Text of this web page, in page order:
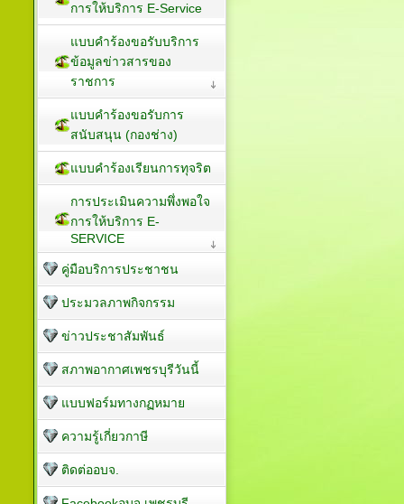
การให้บริการ E-Service
แบบคำร้องขอรับบริการ
ข้อมูลข่าวสารของ
ราชการ
แบบคำร้องขอรับการ
สนับสนุน (กองช่าง)
แบบคำร้องเรียนการทุจริต
การประเมินความพึ่งพอใจ
การให้บริการ E-
SERVICE
คู่มือบริการประชาชน
ประมวลภาพกิจกรรม
ข่าวประชาสัมพันธ์
สภาพอากาศเพชรบุรีวันนี้
แบบฟอร์มทางกฏหมาย
ความรู้เกี่ยวกาษี
ติดต่ออบจ.